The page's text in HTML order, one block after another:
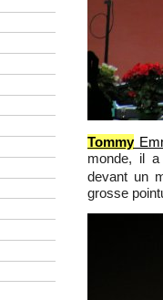
Tommy
monde, il
devant un
grosse